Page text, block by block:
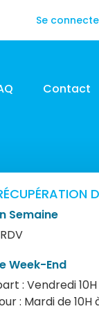
Se
Contact
Semaine
Week-End
: Vendredi 10H
: Mardi de 10H